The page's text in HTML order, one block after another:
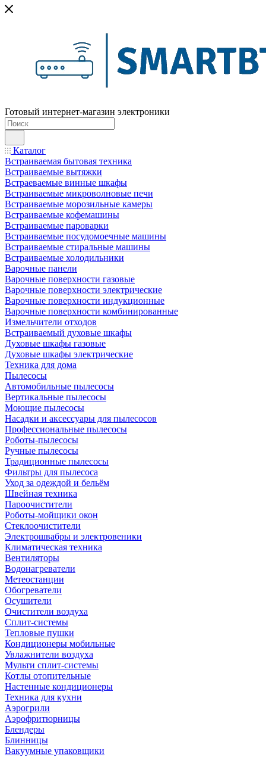
Готовый интернет-магазин электроники
Каталог
Встраиваемая бытовая техника
Встраиваемые вытяжки
Встраеваемые винные шкафы
Встраиваемые микроволновые печи
Встраиваемые морозильные камеры
Встраиваемые кофемашины
Встраиваемые пароварки
Встраиваемые посудомоечные машины
Встраиваемые стиральные машины
Встраиваемые холодильники
Варочные панели
Варочные поверхности газовые
Варочные поверхности электрические
Варочные поверхности индукционные
Варочные поверхности комбинированные
Измельчители отходов
Встраиваемый духовые шкафы
Духовые шкафы газовые
Духовые шкафы электрические
Техника для дома
Пылесосы
Автомобильные пылесосы
Вертикальные пылесосы
Моющие пылесосы
Насадки и аксессуары для пылесосов
Профессиональные пылесосы
Роботы-пылесосы
Ручные пылесосы
Традиционные пылесосы
Фильтры для пылесоса
Уход за одеждой и бельём
Швейная техника
Пароочистители
Роботы-мойщики окон
Стеклоочистители
Электрошвабры и электровеники
Климатическая техника
Вентиляторы
Водонагреватели
Метеостанции
Обогреватели
Осушители
Очистители воздуха
Сплит-системы
Тепловые пушки
Кондиционеры мобильные
Увлажнители воздуха
Мульти сплит-системы
Котлы отопительные
Настенные кондиционеры
Техника для кухни
Аэрогрили
Аэрофритюрницы
Блендеры
Блинницы
Вакуумные упаковщики